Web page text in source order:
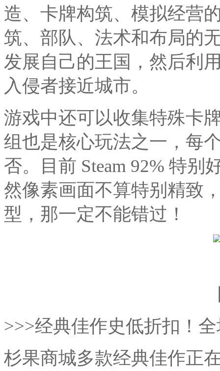
造、卡牌构筑、模拟经营
筑、部队、法术和布局的
发展自己的王国，然后利
入侵者接近城市。
游戏中还可以收集特殊卡
组也是核心玩法之一，每
否。目前 Steam 92% 特
然像素画面不算特别精致
型，那一定不能错过！
>>>经典佳作史低折扣！
杉果商城多款经典佳作正